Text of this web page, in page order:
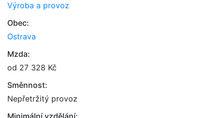
Výroba a provoz
Obec:
Ostrava
Mzda:
od 27 328 Kč
Směnnost:
Nepřetržitý provoz
Minimální vzdělání: